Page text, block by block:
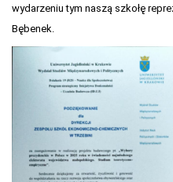
wydarzeniu tym naszą szkołę
Bębenek.